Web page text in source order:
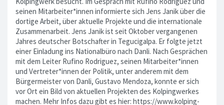
seinen Mitarbeiter*innen informierte sich Jens Janik über die
dortige Arbeit, über aktuelle Projekte und die internationale
Zusammenarbeit. Jens Janik ist seit Oktober vergangenen
Jahres deutscher Botschafter in Tegucigalpa. Er folgte jetzt
einer Einladung ins Nationalbüro nach Danli. Nach Gesprächen
mit dem Leiter Rufino Rodriguez, seinen Mitarbeiter*innen
und Vertreter*innen der Politik, unter anderem mit dem
Bürgermeister von Danli, Gustavo Mendoza, konnte er sich
vor Ort ein Bild von aktuellen Projekten des Kolpingwerkes
machen. Mehr Infos dazu gibt es hier: https://www.kolping-